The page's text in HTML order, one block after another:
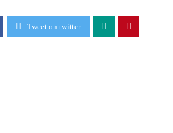
Tweet on twitter